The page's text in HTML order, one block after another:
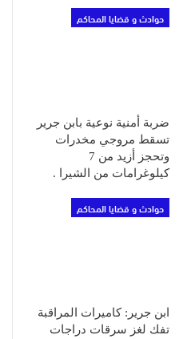
حوادث و قضايا المحاكم
ضربة أمنية نوعية بابن جرير
تسقط مروجي مخدرات
وتحجز أزيد من 7
كيلوغرامات من الشيرا .
حوادث و قضايا المحاكم
ابن جرير: كاميرات المراقبة
تفك لغز سرقات دراجات